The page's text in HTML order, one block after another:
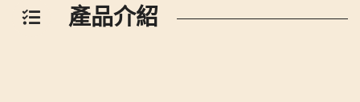
產品介紹